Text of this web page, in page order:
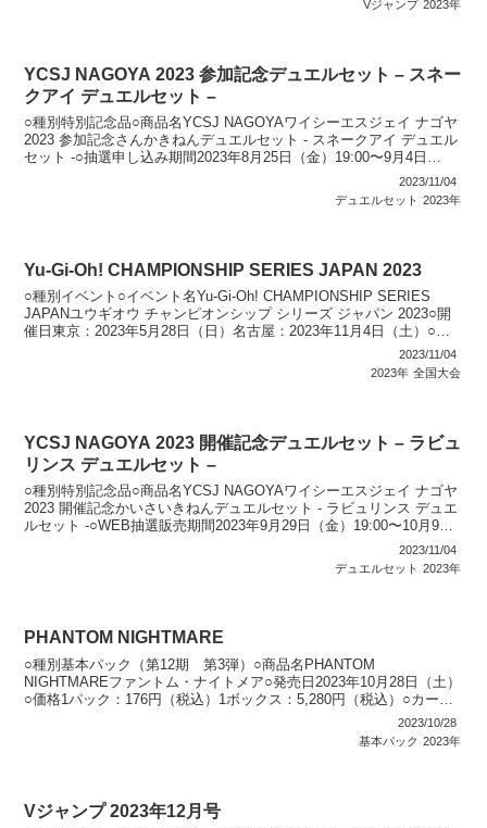
Vジャンプ 2023年
YCSJ NAGOYA 2023 参加記念デュエルセット – スネー
クアイ デュエルセット –
○種別特別記念品○商品名YCSJ NAGOYAワイシーエスジェイ ナゴヤ
2023 参加記念さんかきねんデュエルセット - スネークアイ デュエル
セット -○抽選申し込み期間2023年8月25日（金）19:00〜9月4日
2023/11/04
デュエルセット 2023年
Yu-Gi-Oh! CHAMPIONSHIP SERIES JAPAN 2023
○種別イベント○イベント名Yu-Gi-Oh! CHAMPIONSHIP SERIES
JAPANユウギオウ チャンピオンシップ シリーズ ジャパン 2023○開
催日東京：2023年5月28日（日）名古屋：2023年11月4日（土）○配
2023/11/04
2023年 全国大会
YCSJ NAGOYA 2023 開催記念デュエルセット – ラビュ
リンス デュエルセット –
○種別特別記念品○商品名YCSJ NAGOYAワイシーエスジェイ ナゴヤ
2023 開催記念かいさいきねんデュエルセット - ラビュリンス デュエ
ルセット -○WEB抽選販売期間2023年9月29日（金）19:00〜10月9日
2023/11/04
デュエルセット 2023年
PHANTOM NIGHTMARE
○種別基本パック（第12期 第3弾）○商品名PHANTOM
NIGHTMAREファントム・ナイトメア○発売日2023年10月28日（土）
○価格1パック：176円（税込）1ボックス：5,280円（税込）○カード
2023/10/28
基本パック 2023年
Vジャンプ 2023年12月号